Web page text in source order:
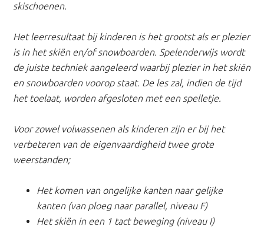
skischoenen.
Het leerresultaat bij kinderen is het grootst als er plezier
is in het skiën en/of snowboarden. Spelenderwijs wordt
de juiste techniek aangeleerd waarbij plezier in het skiën
en snowboarden voorop staat. De les zal, indien de tijd
het toelaat, worden afgesloten met een spelletje.
Voor zowel volwassenen als kinderen zijn er bij het
verbeteren van de eigenvaardigheid twee grote
weerstanden;
Het komen van ongelijke kanten naar gelijke
kanten (van ploeg naar parallel, niveau F)
Het skiën in een 1 tact beweging (niveau I)